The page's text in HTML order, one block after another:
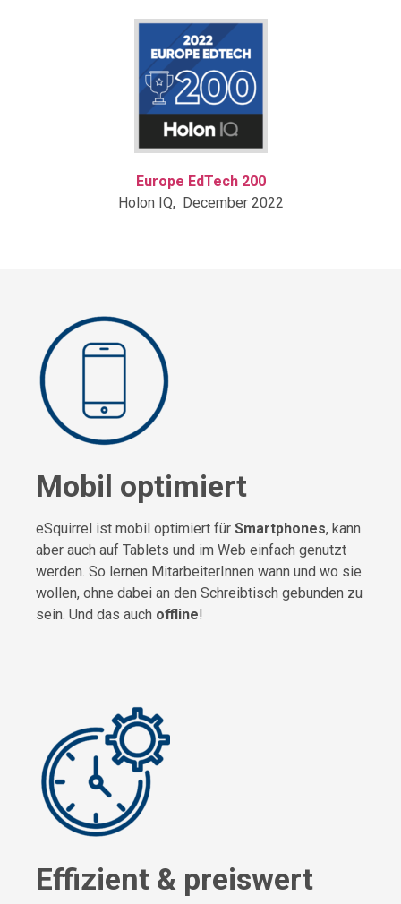
Europe EdTech 200
Holon IQ, December 2022
Mobil optimiert
eSquirrel ist mobil optimiert für Smartphones, kann
aber auch auf Tablets und im Web einfach genutzt
werden. So lernen MitarbeiterInnen wann und wo sie
wollen, ohne dabei an den Schreibtisch gebunden zu
sein. Und das auch offline!
Effizient & preiswert